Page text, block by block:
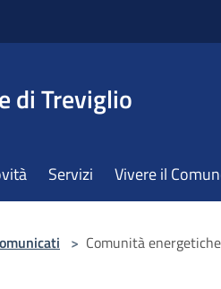
di Treviglio
Servizi Vivere il
> Comunità